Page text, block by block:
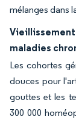
mélanges dans
maladies
Les cohortes
douces pour
gouttes et les
300 000